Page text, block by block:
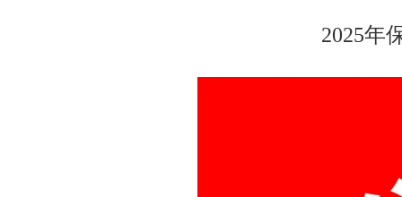
2025年